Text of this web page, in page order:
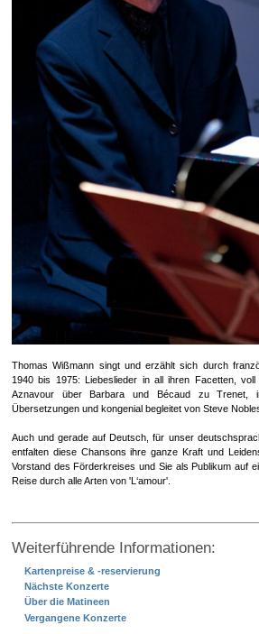
Thomas Wißmann singt und erzählt sich durch
1940 bis 1975: Liebeslieder in all ihren Facetten,
Aznavour über Barbara und Bécaud zu Trenet,
Übersetzungen und kongenial begleitet von Steve
Auch und gerade auf Deutsch, für unser
entfalten diese Chansons ihre ganze Kraft und
Vorstand des Förderkreises und Sie als Publikum auf
Reise durch alle Arten von 'L‘amour'.
Weiterführende Informationen:
Kartenpreise & -reservierung
Nächste Konzerte
Über die Matineen
Vergangene Konzerte